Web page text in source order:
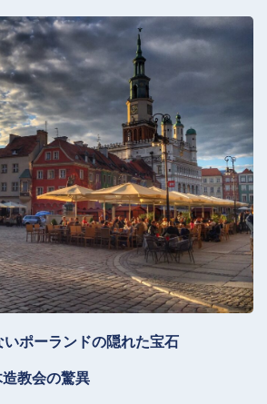
ポーランドの隠れた宝石
教会の驚異